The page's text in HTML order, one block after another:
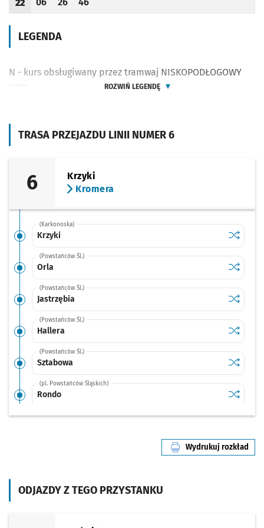
TRASA PRZEJAZDU LINII NUMER 6
6
Krzyki
Kromera
(Karkonoska)
Krzyki Sprawdź
Krzyki
(Powstańców Śl.)
Orla Sprawdź
Orla
(Powstańców Śl.)
Jastrzębia Sprawdź
(Powstańców Śl.)
Hallera Sprawdź
Hallera
(Powstańców Śl.)
Sztabowa Sprawdź
Sztabowa
(pl. Powstańców Śląskich)
Rondo Sprawdź
Rondo
(Powstańców Śl.)
Sprawdź
Arkady (Capitol)
Wydrukuj rozkład
linii nr 6
ODJAZDY Z TEGO PRZYSTANKU
Godzina odjazdu
22
Odjazd
minut po godzinie 22
Odjazd
minut po godzinie 22
Odjazd
minut po godzinie 22
LEGENDA
N - kurs obsługiwany przez tramwaj NISKOPODŁOGOWY
ROZWIŃ LEGENDĘ